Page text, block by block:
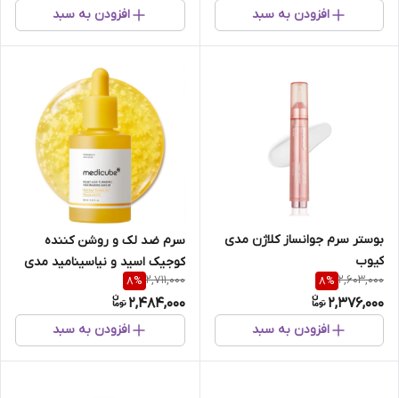
افزودن به سبد افزودن به سبد
بوستر سرم جوانساز کلاژن مدی
کیوب
2,603,000
8%
2,376,000
افزودن به سبد
سرم ضد لک و روشن کننده
کوجیک اسید و نیاسینامید مدی
کیوب
2,711,000
8%
2,484,000
افزودن به سبد